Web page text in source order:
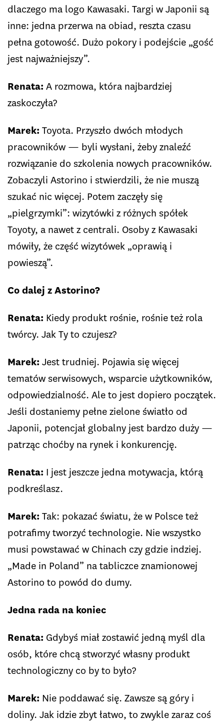
dlaczego ma logo Kawasaki. Targi w Japonii są
inne: jedna przerwa na obiad, reszta czasu
pełna gotowość. Dużo pokory i podejście „gość
jest najważniejszy”.
Renata: A rozmowa, która najbardziej
zaskoczyła?
Marek: Toyota. Przyszło dwóch młodych
pracowników — byli wysłani, żeby znaleźć
rozwiązanie do szkolenia nowych pracowników.
Zobaczyli Astorino i stwierdzili, że nie muszą
szukać nic więcej. Potem zaczęły się
„pielgrzymki”: wizytówki z różnych spółek
Toyoty, a nawet z centrali. Osoby z Kawasaki
mówiły, że część wizytówek „oprawią i
powieszą”.
Co dalej z Astorino?
Renata: Kiedy produkt rośnie, rośnie też rola
twórcy. Jak Ty to czujesz?
Marek: Jest trudniej. Pojawia się więcej
tematów serwisowych, wsparcie użytkowników,
odpowiedzialność. Ale to jest dopiero początek.
Jeśli dostaniemy pełne zielone światło od
Japonii, potencjał globalny jest bardzo duży —
patrząc choćby na rynek i konkurencję.
Renata: I jest jeszcze jedna motywacja, którą
podkreślasz.
Marek: Tak: pokazać światu, że w Polsce też
potrafimy tworzyć technologie. Nie wszystko
musi powstawać w Chinach czy gdzie indziej.
„Made in Poland” na tabliczce znamionowej
Astorino to powód do dumy.
Jedna rada na koniec
Renata: Gdybyś miał zostawić jedną myśl dla
osób, które chcą stworzyć własny produkt
technologiczny co by to było?
Marek: Nie poddawać się. Zawsze są góry i
doliny. Jak idzie zbyt łatwo, to zwykle zaraz coś